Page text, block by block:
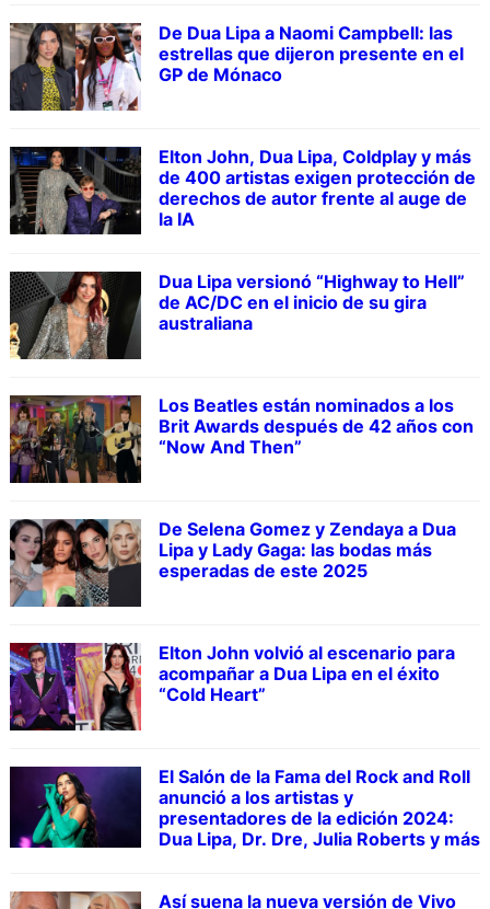
De Dua Lipa a Naomi Campbell: las
estrellas que dijeron presente en el
GP de Mónaco
Elton John, Dua Lipa, Coldplay y más
de 400 artistas exigen protección de
derechos de autor frente al auge de
la IA
Dua Lipa versionó “Highway to Hell”
de AC/DC en el inicio de su gira
australiana
Los Beatles están nominados a los
Brit Awards después de 42 años con
“Now And Then”
De Selena Gomez y Zendaya a Dua
Lipa y Lady Gaga: las bodas más
esperadas de este 2025
Elton John volvió al escenario para
acompañar a Dua Lipa en el éxito
“Cold Heart”
El Salón de la Fama del Rock and Roll
anunció a los artistas y
presentadores de la edición 2024:
Dua Lipa, Dr. Dre, Julia Roberts y más
Así suena la nueva versión de Vivo